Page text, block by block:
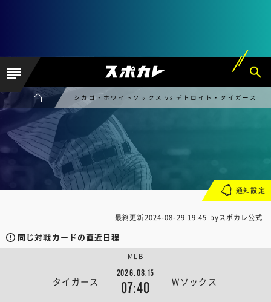
シカゴ・ホワイトソックス vs デトロイト・タイガース
最終更新2024-08-29 19:45 byスポカレ公式
同じ対戦カードの直近日程
タイガース
2026.08.15
07:40 Wソックス
MLB
通知設定